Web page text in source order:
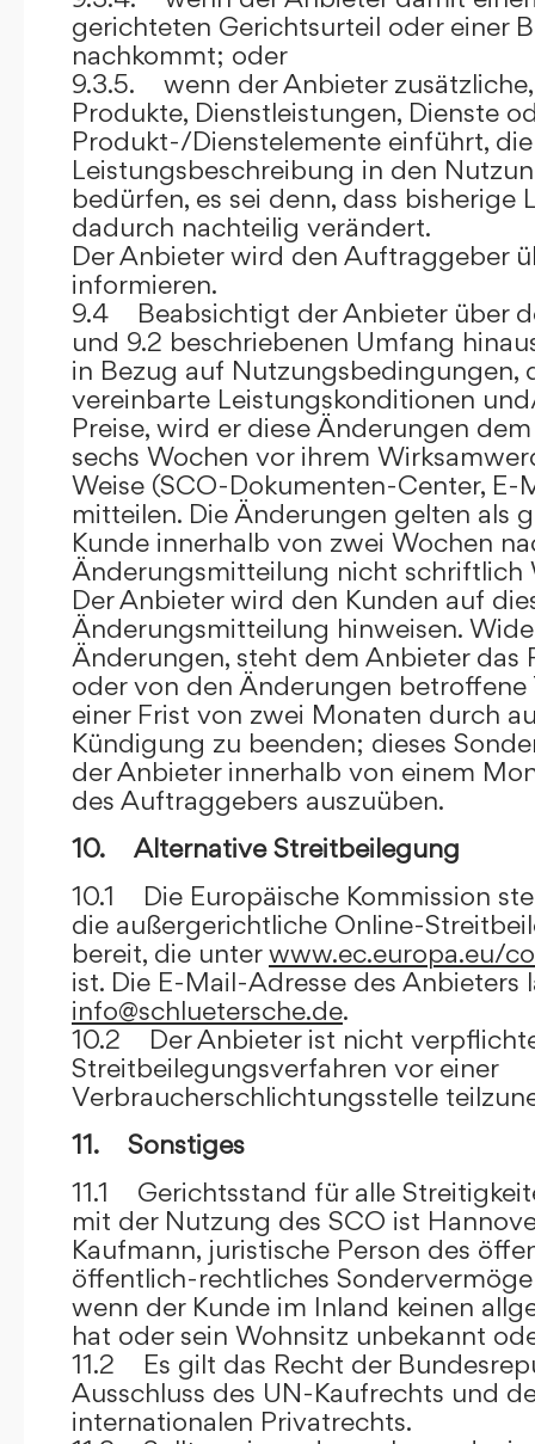
gerichteten Gerichtsurteil oder einer
nachkommt; oder
9.3.5. wenn der Anbieter
Produkte, Dienstleistungen, Dienste
Produkt-/Dienstelemente einführt,
Leistungsbeschreibung in den
bedürfen, es sei denn, dass bisherige
dadurch nachteilig verändert.
Der Anbieter wird den Auftraggeber
informieren.
9.4 Beabsichtigt der Anbieter über
und 9.2 beschriebenen Umfang
in Bezug auf Nutzungsbedingungen,
vereinbarte Leistungskonditionen
Preise, wird er diese Änderungen
sechs Wochen vor ihrem
Weise (SCO-Dokumenten-Center, E-
mitteilen. Die Änderungen gelten als
Kunde innerhalb von zwei Wochen
Änderungsmitteilung nicht schriftlich
Der Anbieter wird den Kunden auf
Änderungsmitteilung hinweisen.
Änderungen, steht dem Anbieter das
oder von den Änderungen betroffene
einer Frist von zwei Monaten durch
Kündigung zu beenden; dieses
der Anbieter innerhalb von einem
des Auftraggebers auszuüben.
10. Alternative Streitbeilegung
10.1 Die Europäische Kommission
die außergerichtliche Online-
bereit, die unterwww.ec.europa.eu/
ist. Die E-Mail-Adresse des Anbieters
info@schluetersche.de.
10.2 Der Anbieter ist nicht
Streitbeilegungsverfahren vor einer
Verbraucherschlichtungsstelle
11. Sonstiges
11.1 Gerichtsstand für alle
mit der Nutzung des SCO ist
Kaufmann, juristische Person des
öffentlich-rechtliches
wenn der Kunde im Inland keinen
hat oder sein Wohnsitz unbekannt
11.2 Es gilt das Recht der
Ausschluss des UN-Kaufrechts und
internationalen Privatrechts.